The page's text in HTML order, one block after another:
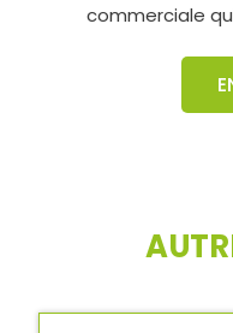
commerciale